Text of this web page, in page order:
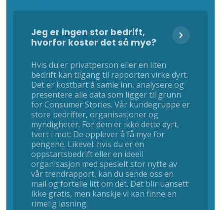
Jeg er ingen stor bedrift,
hvorfor koster det så mye?
Hvis du er privatperson eller en liten
bedrift kan tilgang til rapporten virke dyrt.
Det er kostbart å samle inn, analysere og
presentere alle data som ligger til grunn
for Consumer Stories. Vår kundegruppe er
store bedrifter, organisasjoner og
myndigheter. For dem er ikke dette dyrt,
tvert i mot: De opplever å få mye for
pengene. Likevel: hvis du er en
oppstartsbedrift eller en ideell
organisasjon med spesielt stor nytte av
vår trendrapport, kan du sende oss en
mail og fortelle litt om det. Det blir uansett
ikke gratis, men kanskje vi kan finne en
rimelig løsning.